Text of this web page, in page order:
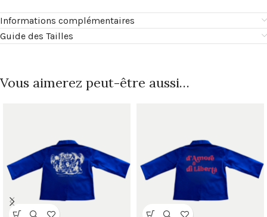
Informations complémentaires
Guide des Tailles
Vous aimerez peut-être aussi…